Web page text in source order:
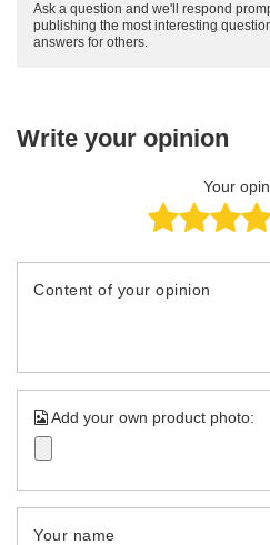
Ask a question and we'll respond
publishing the most interesting
answers for others.
Write your opinion
Your
Content of your opinion
Add your own product photo:
Your name